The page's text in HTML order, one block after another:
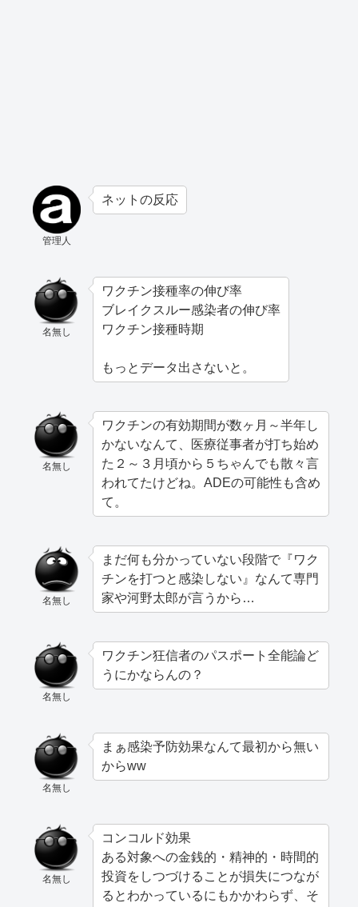
管理人
ネットの反応
名無し
ワクチン接種率の伸び率
ブレイクスルー感染者の伸び率
ワクチン接種時期
もっとデータ出さないと。
名無し
ワクチンの有効期間が数ヶ月～半年し
かないなんて、医療従事者が打ち始め
た２～３月頃から５ちゃんでも散々言
われてたけどね。ADEの可能性も含め
て。
名無し
まだ何も分かっていない段階で『ワク
チンを打つと感染しない』なんて専門
家や河野太郎が言うから…
名無し
ワクチン狂信者のパスポート全能論ど
うにかならんの？
名無し
まぁ感染予防効果なんて最初から無い
からww
名無し
コンコルド効果
ある対象への金銭的・精神的・時間的
投資をしつづけることが損失につなが
るとわかっているにもかかわらず、そ